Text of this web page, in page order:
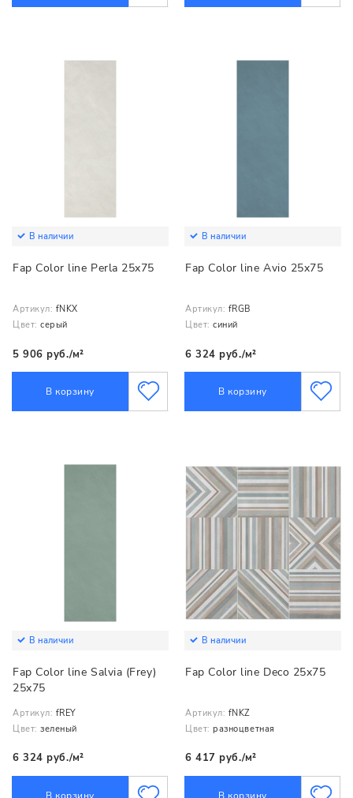
В наличии
Fap Color line Perla 25x75
Артикул: fNKX
Цвет: серый
5 906 руб./м²
В корзину
В наличии
Fap Color line Avio 25x75
Артикул: fRGB
Цвет: синий
6 324 руб./м²
В корзину
В наличии
Fap Color line Salvia (Frey)
25x75
Артикул: fREY
Цвет: зеленый
6 324 руб./м²
В наличии
Fap Color line Deco 25x75
Артикул: fNKZ
Цвет: разноцветная
6 417 руб./м²